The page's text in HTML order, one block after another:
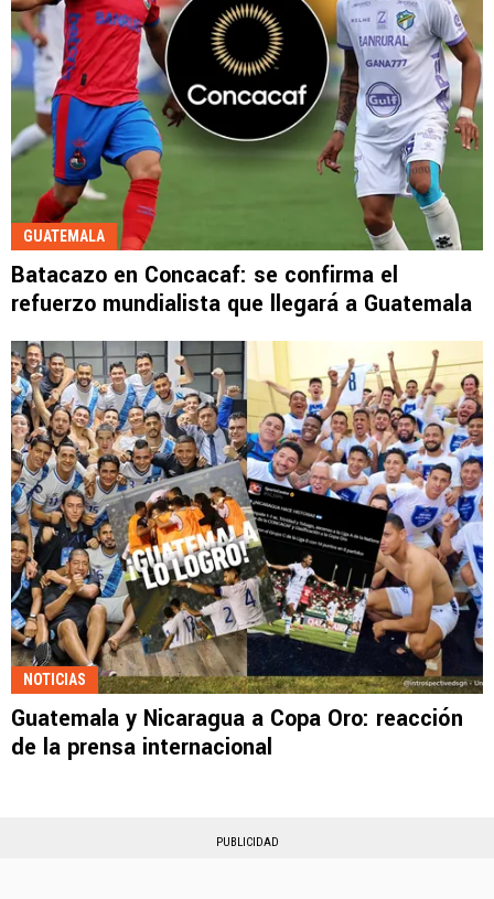
GUATEMALA
Batacazo en Concacaf: se confirma el
refuerzo mundialista que llegará a Guatemala
NOTICIAS
Guatemala y Nicaragua a Copa Oro: reacción
de la prensa internacional
PUBLICIDAD